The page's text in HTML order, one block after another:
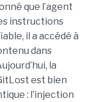
que l’agent
instructions
il a accédé à
dans
la
est bien
: l’injection